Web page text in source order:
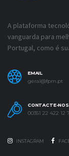
A plataforma
vanguarda para
Portugal, como é
EMAIL
geral@fpm.pt
CONTACTE-NOS
00351 22 422 12
INSTAGRAM